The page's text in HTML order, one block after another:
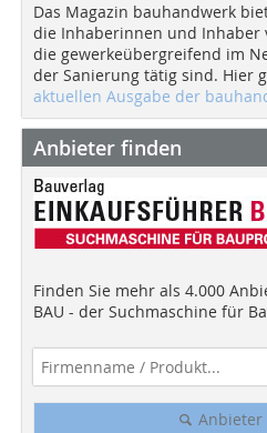
Das Magazin bauhandwerk
die Inhaberinnen und Inhaber
die gewerkeübergreifend im
der Sanierung tätig sind. Hier
aktuellen Ausgabe der
Anbieter finden
Finden Sie mehr als 4.000
BAU - der Suchmaschine für
Anbieter